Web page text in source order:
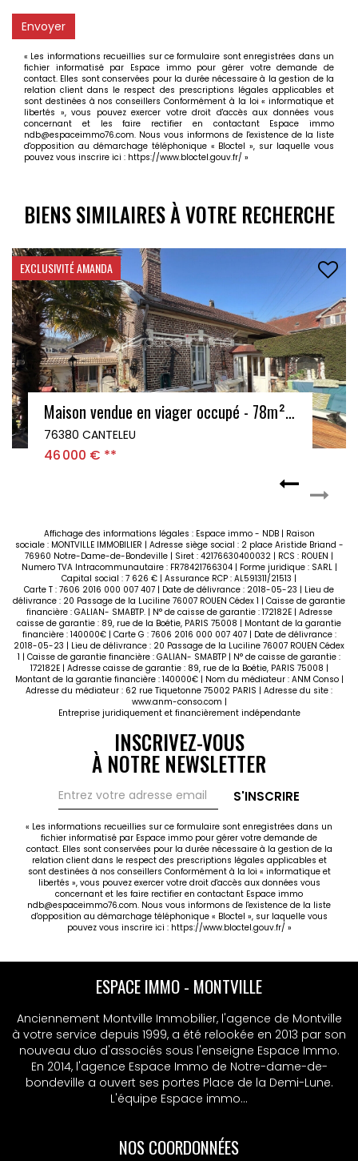
Envoyer
« Les informations recueillies sur ce formulaire sont enregistrées dans un
fichier informatisé par Espace immo pour gérer votre demande de
contact. Elles sont conservées pour la durée nécessaire à la gestion de la
relation client dans le respect des prescriptions légales applicables et
sont destinées à nos conseillers Conformément à la loi « informatique et
libertés », vous pouvez exercer votre droit d'accès aux données vous
concernant et les faire rectifier en contactant Espace immo
ndb@espaceimmo76.com. Nous vous informons de l'existence de la liste
d'opposition au démarchage téléphonique « Bloctel », sur laquelle vous
pouvez vous inscrire ici : https://www.bloctel.gouv.fr/ »
BIENS SIMILAIRES À VOTRE RECHERCHE
Maison vendue en viager occupé - 78m² - 2 chambres - 187m² de terrain - Bapeaume les Rouen
INVESTISSEUR
IMMEUBLE DE RAPPORT - DEJA LOUE - MALAUNAY CENTRE - JARDIN
76770 MALAUNAY
175 000 €
Affichage des informations légales : Espace immo - NDB | Raison
sociale : MONTVILLE IMMOBILIER | Adresse siège social : 2 place Aristide Briand -
76960 Notre-Dame-de-Bondeville | Siret : 42176630400032 | RCS : ROUEN |
Numero TVA Intracommunautaire : FR78421766304 | Forme juridique : SARL |
Capital social : 7 626 € | Assurance RCP : AL591311/21513 |
Carte T : 7606 2016 000 007 407 | Date de délivrance : 2018-05-23 | Lieu de
délivrance : 20 Passage de la Luciline 76007 ROUEN Cédex 1 | Caisse de garantie
financière : GALIAN- SMABTP. | N° de caisse de garantie : 172182E | Adresse
caisse de garantie : 89, rue de la Boétie, PARIS 75008 | Montant de la garantie
financière : 140000€ | Carte G : 7606 2016 000 007 407 | Date de délivrance :
2018-05-23 | Lieu de délivrance : 20 Passage de la Luciline 76007 ROUEN Cédex
1 | Caisse de garantie financière : GALIAN- SMABTP | N° de caisse de garantie :
172182E | Adresse caisse de garantie : 89, rue de la Boétie, PARIS 75008 |
Montant de la garantie financière : 140000€ | Nom du médiateur : ANM Conso |
Adresse du médiateur : 62 rue Tiquetonne 75002 PARIS | Adresse du site :
www.anm-conso.com |
Entreprise juridiquement et financièrement indépendante
INSCRIVEZ-VOUS
À NOTRE NEWSLETTER
S'INSCRIRE
« Les informations recueillies sur ce formulaire sont enregistrées dans un
fichier informatisé par Espace immo pour gérer votre demande de
contact. Elles sont conservées pour la durée nécessaire à la gestion de la
relation client dans le respect des prescriptions légales applicables et
sont destinées à nos conseillers Conformément à la loi « informatique et
libertés », vous pouvez exercer votre droit d'accès aux données vous
concernant et les faire rectifier en contactant Espace immo
ndb@espaceimmo76.com. Nous vous informons de l'existence de la liste
d'opposition au démarchage téléphonique « Bloctel », sur laquelle vous
pouvez vous inscrire ici : https://www.bloctel.gouv.fr/ »
ESPACE IMMO - MONTVILLE
Anciennement Montville Immobilier, l'agence de Montville
à votre service depuis 1999, a été relookée en 2013 par son
nouveau duo d'associés sous l'enseigne Espace Immo.
En 2014, l'agence Espace Immo de Notre-dame-de-
bondeville a ouvert ses portes Place de la Demi-Lune.
L'équipe Espace immo...
NOS COORDONNÉES
ESPACE IMMO - MSA
Anciennement Montville Immobilier, l'agence de Montville
à votre service depuis 1999, a été relookée en 2013 par son
nouveau duo d'associés sous l'enseigne Espace Immo.
En 2014, l'agence Espace Immo de Notre-dame-de-
bondeville a ouvert ses portes Place de la Demi-Lune.
L'équipe Espace immo...
NOS COORDONNÉES